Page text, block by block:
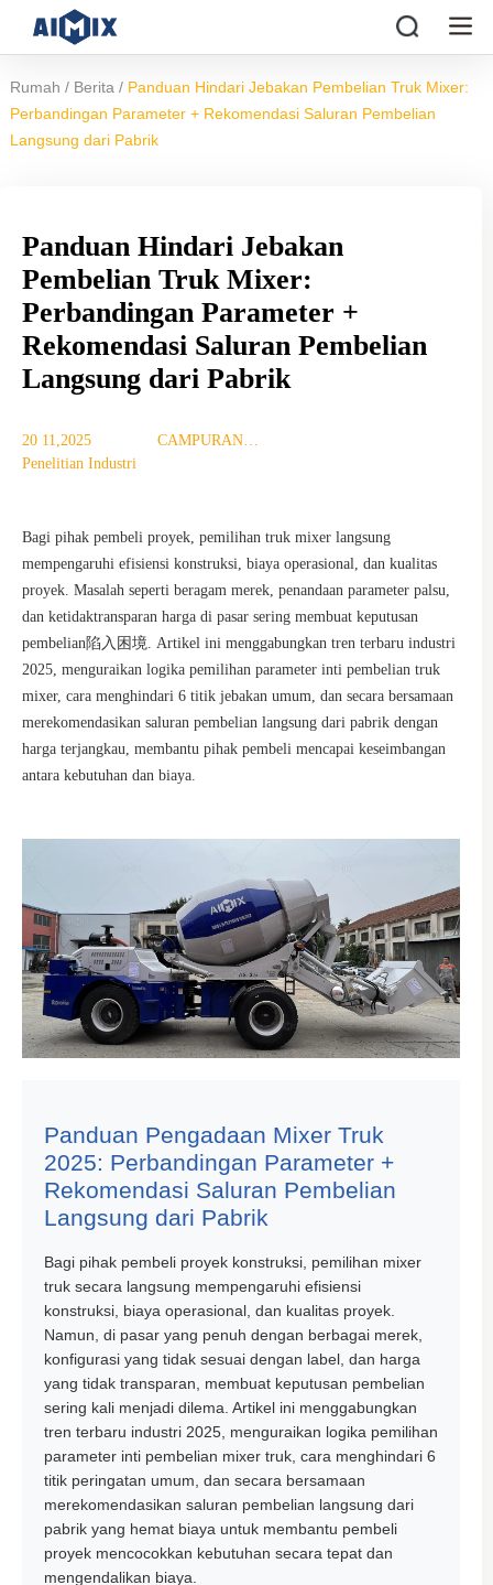
Rumah / Berita / Panduan Hindari Jebakan Pembelian Truk Mixer:
Perbandingan Parameter + Rekomendasi Saluran Pembelian
Langsung dari Pabrik
Panduan Hindari Jebakan
Pembelian Truk Mixer:
Perbandingan Parameter +
Rekomendasi Saluran Pembelian
Langsung dari Pabrik
20 11,2025
CAMPURAN
Penelitian Industri
Bagi pihak pembeli proyek, pemilihan truk mixer langsung
mempengaruhi efisiensi konstruksi, biaya operasional, dan kualitas
proyek. Masalah seperti beragam merek, penandaan parameter palsu,
dan ketidaktransparan harga di pasar sering membuat keputusan
pembelian陷入困境. Artikel ini menggabungkan tren terbaru industri
2025, menguraikan logika pemilihan parameter inti pembelian truk
mixer, cara menghindari 6 titik jebakan umum, dan secara bersamaan
merekomendasikan saluran pembelian langsung dari pabrik dengan
harga terjangkau, membantu pihak pembeli mencapai keseimbangan
antara kebutuhan dan biaya.
Panduan Pengadaan Mixer Truk
2025: Perbandingan Parameter +
Rekomendasi Saluran Pembelian
Langsung dari Pabrik
Bagi pihak pembeli proyek konstruksi, pemilihan mixer
truk secara langsung mempengaruhi efisiensi
konstruksi, biaya operasional, dan kualitas proyek.
Namun, di pasar yang penuh dengan berbagai merek,
konfigurasi yang tidak sesuai dengan label, dan harga
yang tidak transparan, membuat keputusan pembelian
sering kali menjadi dilema. Artikel ini menggabungkan
tren terbaru industri 2025, menguraikan logika pemilihan
parameter inti pembelian mixer truk, cara menghindari 6
titik peringatan umum, dan secara bersamaan
merekomendasikan saluran pembelian langsung dari
pabrik yang hemat biaya untuk membantu pembeli
proyek mencocokkan kebutuhan secara tepat dan
mengendalikan biaya.